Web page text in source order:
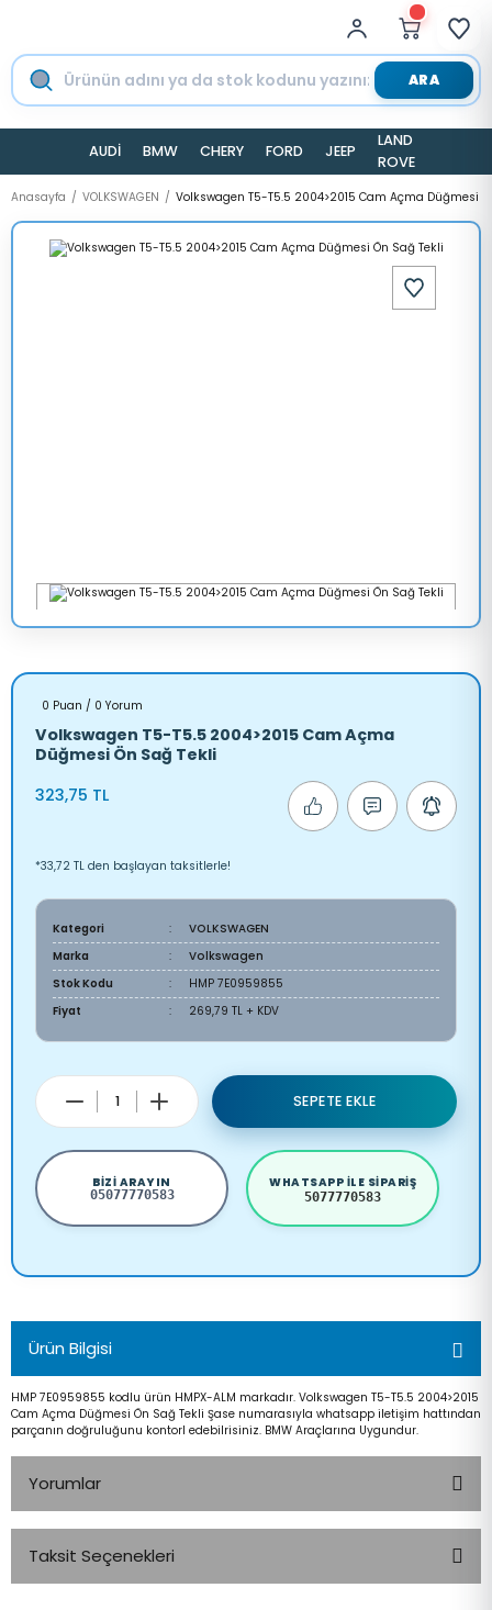
ARA
AUDİ BMW CHERY FORD JEEP
LAND
ROVER
Anasayfa VOLKSWAGEN Volkswagen T5-T5.5 2004>2015 Cam Açma Düğmesi
0 Puan / 0 Yorum
Volkswagen T5-T5.5 2004>2015 Cam Açma
Düğmesi Ön Sağ Tekli
323,75 TL
*33,72 TL den başlayan taksitlerle!
Kategori
VOLKSWAGEN
Marka
Volkswagen
Stok Kodu
HMP 7E0959855
Fiyat
269,79 TL + KDV
SEPETE EKLE
BIZI ARAYIN
05077770583
WHATSAPP ILE SIPARIŞ
5077770583
Ürün Bilgisi
HMP 7E0959855 kodlu ürün HMPX-ALM markadır. Volkswagen T5-T5.5 2004>2015
Cam Açma Düğmesi Ön Sağ Tekli Şase numarasıyla whatsapp iletişim hattından
parçanın doğruluğunu kontorl edebilrisiniz. BMW Araçlarına Uygundur.
Yorumlar
Taksit Seçenekleri